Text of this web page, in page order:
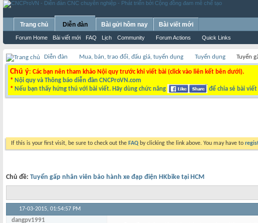
Trang chủ Diễn đàn
Forum Home Bài viết mới FAQ Lịch Community Forum Actions Quick Links
Bài gửi hôm nay Bài viết mới
Diễn đàn Mua, bán, trao đổi, đấu giá, tuyển dụng Tuyển dụng Tuyển
Chú ý: Các bạn nên tham khảo Nội quy trước khi viết bài (click vào liên kết bên dưới).
* Nội quy và Thông báo diễn đàn CNCProVN.com
* Nếu bạn thấy hứng thú với bài viết. Hãy dùng chức năng để chia sẻ bài
If this is your first visit, be sure to check out the FAQ by clicking the link above. You may have to
Chủ đề: Tuyển gấp nhân viên bảo hành xe đạp điện HKbike tại HCM
17-03-2015, 01:54:57 PM
dangpv1991